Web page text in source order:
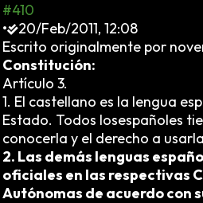
#410
•
20/Feb/2011, 12:08
Escrito originalmente por
Constitución:
Artículo 3.
1. El castellano es la lengua
Estado. Todos losespañoles
conocerla y el derecho a
2. Las demás lenguas
oficiales en las respectivas
Autónomas de acuerdo con